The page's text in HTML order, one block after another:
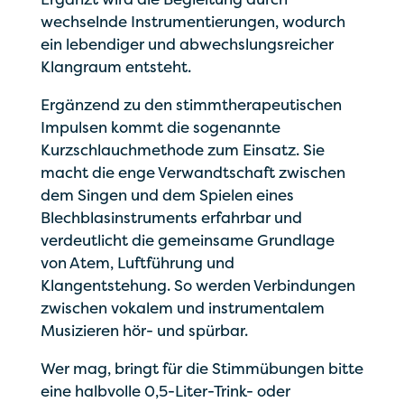
wechselnde Instrumentierungen, wodurch
ein lebendiger und abwechslungsreicher
Klangraum entsteht.
Ergänzend zu den stimmtherapeutischen
Impulsen kommt die sogenannte
Kurzschlauchmethode zum Einsatz. Sie
macht die enge Verwandtschaft zwischen
dem Singen und dem Spielen eines
Blechblasinstruments erfahrbar und
verdeutlicht die gemeinsame Grundlage
von Atem, Luftführung und
Klangentstehung. So werden Verbindungen
zwischen vokalem und instrumentalem
Musizieren hör- und spürbar.
Wer mag, bringt für die Stimmübungen bitte
eine halbvolle 0,5-Liter-Trink- oder